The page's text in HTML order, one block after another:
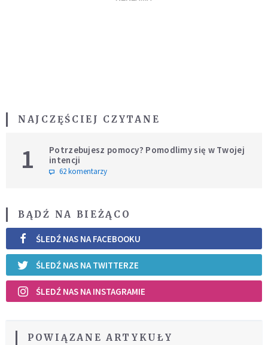
NAJCZĘŚCIEJ CZYTANE
1
Potrzebujesz pomocy? Pomodlimy się w Twojej
intencji
62 komentarzy
BĄDŹ NA BIEŻĄCO
ŚLEDŹ NAS NA FACEBOOKU
ŚLEDŹ NAS NA TWITTERZE
ŚLEDŹ NAS NA INSTAGRAMIE
POWIĄZANE ARTYKUŁY